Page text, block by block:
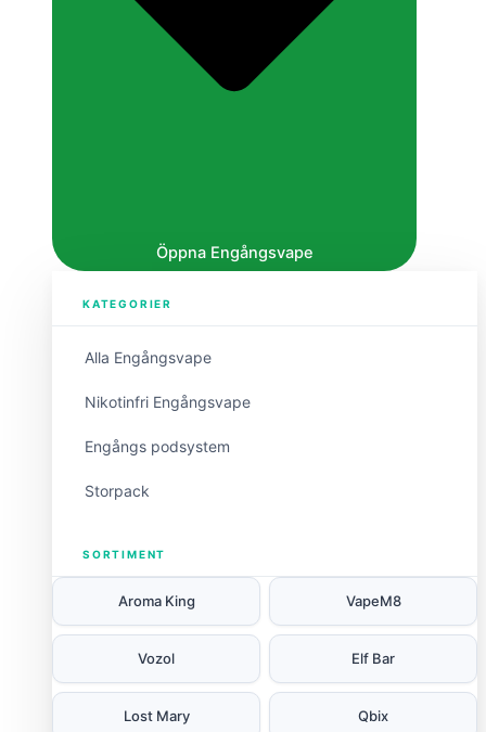
Öppna Engångsvape
KATEGORIER
Alla Engångsvape
Nikotinfri Engångsvape
Engångs podsystem
Storpack
SORTIMENT
Aroma King VapeM8
Vozol Elf Bar
Lost Mary Qbix